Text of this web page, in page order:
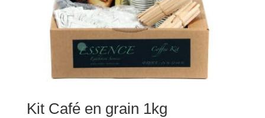
Kit Café en grain 1kg